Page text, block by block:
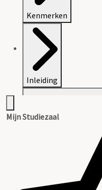
Kenmerken
Inleiding
Mijn Studiezaal